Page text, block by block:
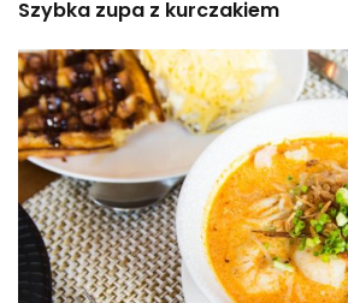
Szybka zupa z kurczakiem